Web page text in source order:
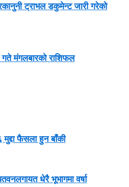
ट्राभल डकुमेन्ट जारी गरेको
मंगलबारको राशिफल
मुद्दा फैसला हुन बाँकी
धेरै भूभागमा वर्षा